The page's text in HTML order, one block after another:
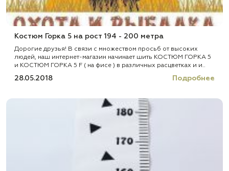
Костюм Горка 5 на рост 194 - 200 метра
Дорогие друзья! В связи с множеством просьб от высоких
людей, наш интернет-магазин начинает шить КОСТЮМ ГОРКА 5
и КОСТЮМ ГОРКА 5 F ( на фисе ) в различных расцветках и и..
28.05.2018 Подробнее